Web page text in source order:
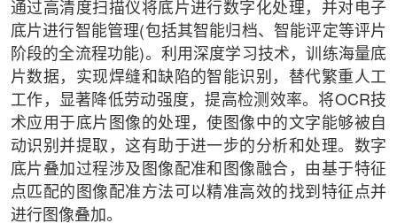
通过高清度扫描仪将底片进行数字化处理，并对电子
底片进行智能管理(包括其智能归档、智能评定等评片
阶段的全流程功能)。利用深度学习技术，训练海量底
片数据，实现焊缝和缺陷的智能识别，替代繁重人工
工作，显著降低劳动强度，提高检测效率。将OCR技
术应用于底片图像的处理，使图像中的文字能够被自
动识别并提取，这有助于进一步的分析和处理。数字
底片叠加过程涉及图像配准和图像融合，由基于特征
点匹配的图像配准方法可以精准高效的找到特征点并
进行图像叠加。